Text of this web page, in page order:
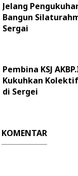
Jelang
Bangun
Sergai
Pembina KSJ
Kukuhkan
di Sergei
KOMENTAR